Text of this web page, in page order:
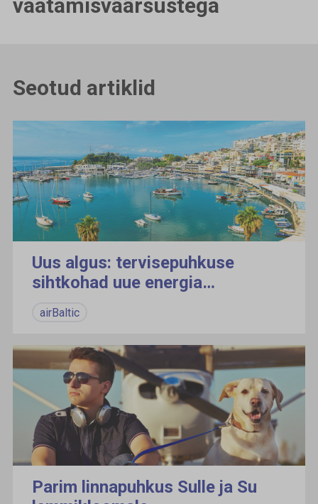
vaatamisväärsustega
Seotud artiklid
Uus algus: tervisepuhkuse
sihtkohad uue energia
airBaltic
Parim linnapuhkus Sulle ja Su